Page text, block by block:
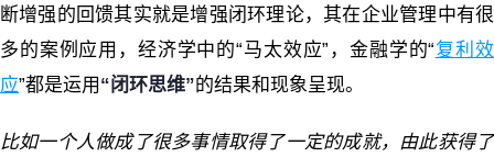
断增强的回馈其实就是增强闭环理论，其在企业管理中有很
多的案例应用，经济学中的“马太效应” ，金融学的“复利效
应”都是运用 “闭环思维”的结果和现象呈现。
比如一个人做成了很多事情取得了一定的成就，由此获得了